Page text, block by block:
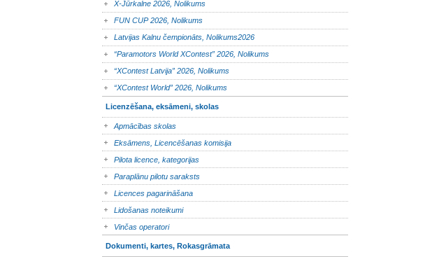
X-Jūrkalne 2026, Nolikums
FUN CUP 2026, Nolikums
Latvijas Kalnu čempionāts, Nolikums2026
“Paramotors World XContest” 2026, Nolikums
“XContest Latvija” 2026, Nolikums
“XContest World” 2026, Nolikums
Licenzēšana, eksāmeni, skolas
Apmācības skolas
Eksāmens, Licencēšanas komisija
Pilota licence, kategorijas
Paraplānu pilotu saraksts
Licences pagarināšana
Lidošanas noteikumi
Vinčas operatori
Dokumenti, kartes, Rokasgrāmata